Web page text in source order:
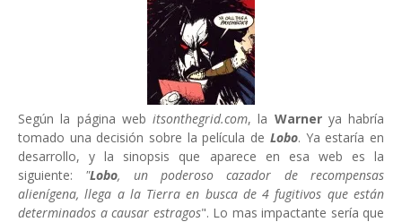
Según la página web itsonthegrid.com, la Warnerya habría
tomado una decisión sobre la película de Lobo. Ya estaría en
desarrollo, y la sinopsis que aparece en esa web es la
siguiente: "Lobo, un poderoso cazador de recompensas
alienígena, llega a la Tierra en busca de 4 fugitivos que están
determinados a causar estragos". Lo mas impactante sería que